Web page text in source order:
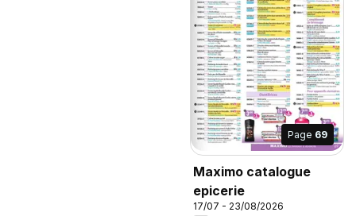
Page 69
Maximo catalogue
epicerie
17/07 - 23/08/2026